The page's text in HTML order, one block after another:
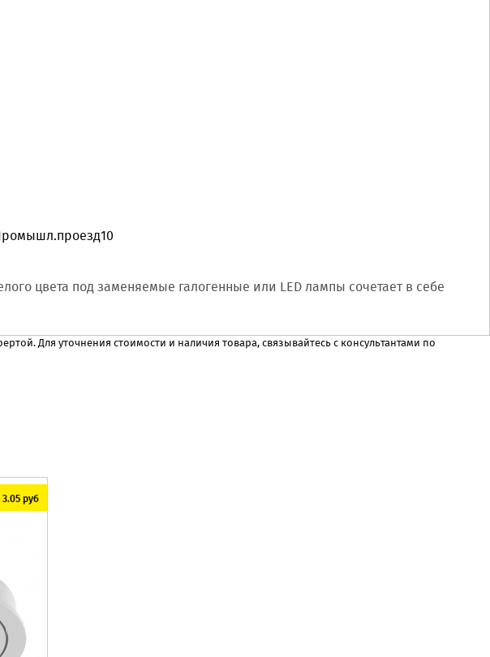
цвета под заменяемые галогенные или LED лампы сочетает в себе
Для уточнения стоимости и наличия товара, связывайтесь с консультантами по
руб